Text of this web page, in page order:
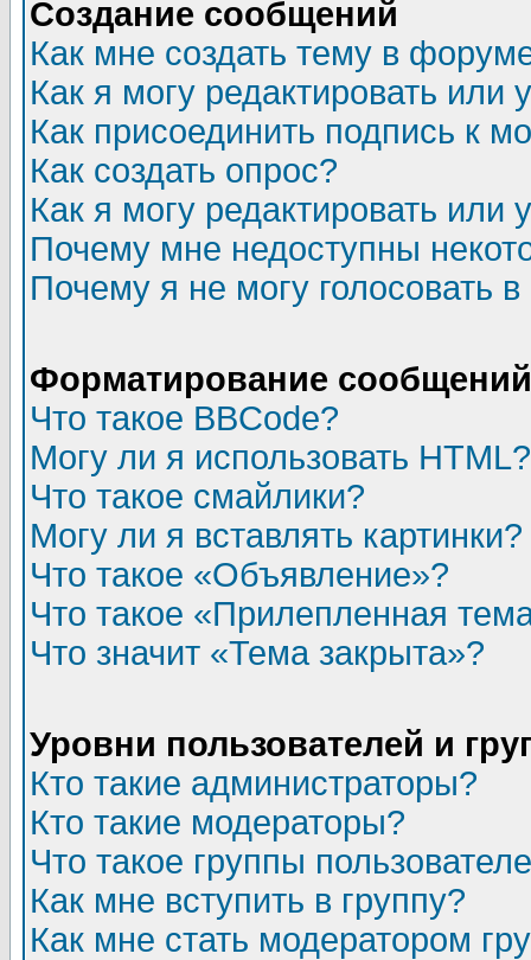
Создание сообщений
Как мне создать тему в
Как я могу редактировать или
Как присоединить подпись к
Как создать опрос?
Как я могу редактировать или
Почему мне недоступны
Почему я не могу голосовать
Форматирование
Что такое BBCode?
Могу ли я использовать HTML?
Что такое смайлики?
Могу ли я вставлять картинки?
Что такое «Объявление»?
Что такое «Прилепленная
Что значит «Тема закрыта»?
Уровни пользователей и
Кто такие администраторы?
Кто такие модераторы?
Что такое группы
Как мне вступить в группу?
Как мне стать модератором